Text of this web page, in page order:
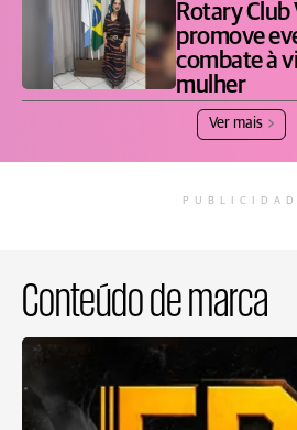
Rotary Club
promove
combate à
mulher
Ver mais
Conteúdo de marca